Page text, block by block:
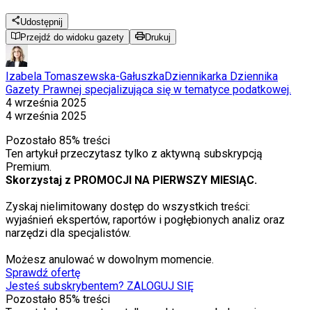
Udostępnij
Przejdź do widoku gazety
Drukuj
Izabela Tomaszewska-GałuszkaDziennikarka Dziennika
Gazety Prawnej specjalizująca się w tematyce podatkowej.
4 września 2025
4 września 2025
Pozostało 85% treści
Ten artykuł przeczytasz tylko z aktywną subskrypcją
Premium.
Skorzystaj z PROMOCJI NA PIERWSZY MIESIĄC.
Zyskaj nielimitowany dostęp do wszystkich treści:
wyjaśnień ekspertów, raportów i pogłębionych analiz oraz
narzędzi dla specjalistów.
Możesz anulować w dowolnym momencie.
Sprawdź ofertę
Jesteś subskrybentem? ZALOGUJ SIĘ
Pozostało 85% treści